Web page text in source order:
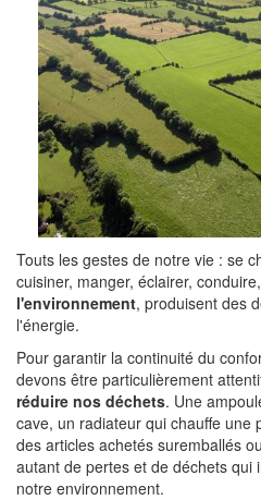
Touts les gestes de notre vie : se
cuisiner, manger, éclairer,
l'environnement, produisent des
l'énergie.
Pour garantir la continuité du
devons être particulièrement
réduire nos déchets. Une
cave, un radiateur qui chauffe une
des articles achetés suremballés
autant de pertes et de déchets qui
notre environnement.